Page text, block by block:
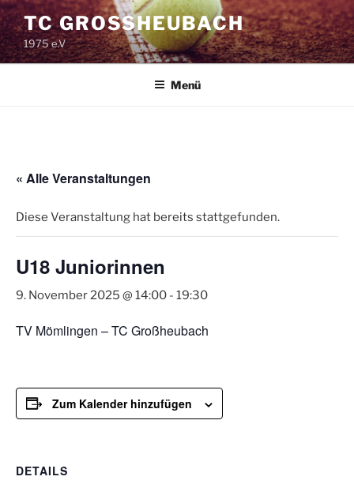
Zum
Inhalt
springen
TC GROSSHEUBACH
1975 e.V
Menü
« Alle Veranstaltungen
Diese Veranstaltung hat bereits stattgefunden.
U18 Juniorinnen
9. November 2025 @ 14:00 - 19:30
TV Mömlingen – TC Großheubach
Zum Kalender hinzufügen
DETAILS